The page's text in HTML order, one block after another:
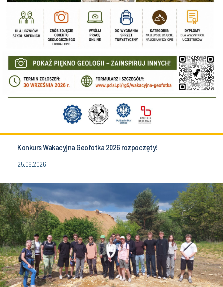
Konkurs Wakacyjna Geofotka 2026 rozpoczęty!
25.06.2026